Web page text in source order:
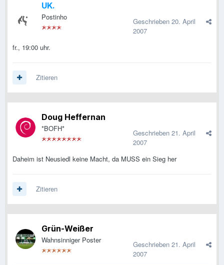
UK.
Postinho Geschrieben 20. April
2007
fr., 19:00 uhr.
Zitieren
Doug Heffernan
*BOFH* Geschrieben 21. April
2007
Daheim ist Neusiedl keine Macht, da MUSS ein Sieg her
Zitieren
Grün-Weißer
Wahnsinniger Poster Geschrieben 21. April
2007